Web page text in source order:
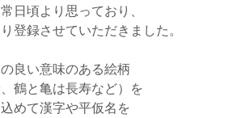
日頃より思っており、
登録させていただきました。
良い意味のある絵柄
鶴と亀は長寿など）を
めて漢字や平仮名を